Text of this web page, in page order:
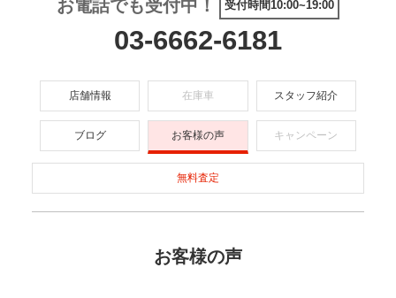
お電話でも受付中！ 受付時間10:00~19:00
03-6662-6181
店舗情報 在庫車 スタッフ紹介
ブログ お客様の声 キャンペーン
無料査定
お客様の声